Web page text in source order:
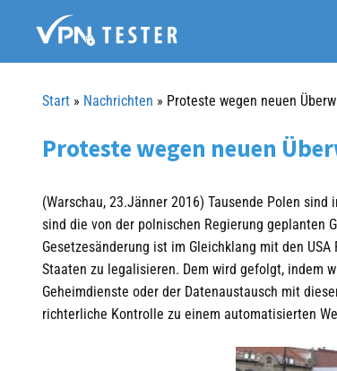
Start » Nachrichten » Proteste wegen neuen
Proteste wegen neuen
(Warschau, 23.Jänner 2016) Tausende Polen
sind die von der polnischen Regierung geplanten
Gesetzesänderung ist im Gleichklang mit den
Staaten zu legalisieren. Dem wird gefolgt, indem
Geheimdienste oder der Datenaustausch mit
richterliche Kontrolle zu einem automatisierten